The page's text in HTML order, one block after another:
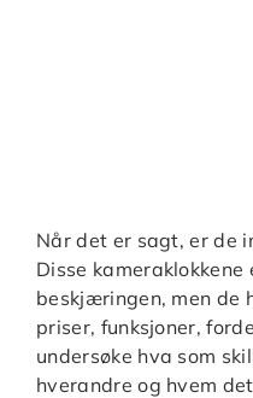
Når det er sagt, er de
Disse kameraklokkene
beskjæringen, men de
priser, funksjoner,
undersøke hva som
hverandre og hvem